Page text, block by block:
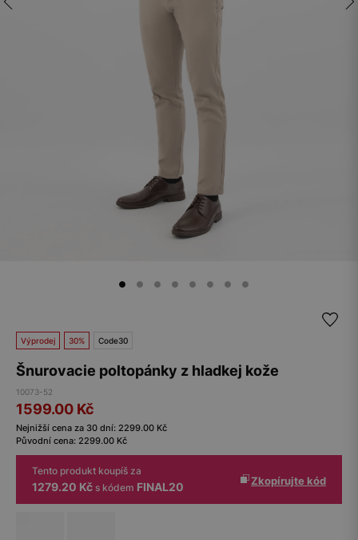
Výprodej 30% Code30
Šnurovacie poltopánky z hladkej kože
10073-52
1599.00 Kč
Nejnižší cena za 30 dní: 2299.00 Kč
Původní cena: 2299.00 Kč
Tento produkt koupíš za
1279.20 Kč s kódem FINAL20 Zkopírujte kód